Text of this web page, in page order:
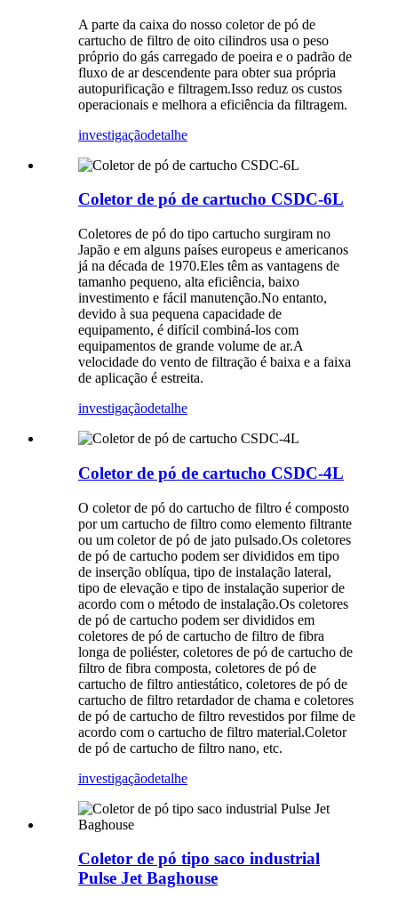
A parte da caixa do nosso coletor de pó de
cartucho de filtro de oito cilindros usa o peso
próprio do gás carregado de poeira e o padrão de
fluxo de ar descendente para obter sua própria
autopurificação e filtragem.Isso reduz os custos
operacionais e melhora a eficiência da filtragem.
investigaçãodetalhe
Coletor de pó de cartucho CSDC-6L
Coletores de pó do tipo cartucho surgiram no
Japão e em alguns países europeus e americanos
já na década de 1970.Eles têm as vantagens de
tamanho pequeno, alta eficiência, baixo
investimento e fácil manutenção.No entanto,
devido à sua pequena capacidade de
equipamento, é difícil combiná-los com
equipamentos de grande volume de ar.A
velocidade do vento de filtração é baixa e a faixa
de aplicação é estreita.
investigaçãodetalhe
Coletor de pó de cartucho CSDC-4L
O coletor de pó do cartucho de filtro é composto
por um cartucho de filtro como elemento filtrante
ou um coletor de pó de jato pulsado.Os coletores
de pó de cartucho podem ser divididos em tipo
de inserção oblíqua, tipo de instalação lateral,
tipo de elevação e tipo de instalação superior de
acordo com o método de instalação.Os coletores
de pó de cartucho podem ser divididos em
coletores de pó de cartucho de filtro de fibra
longa de poliéster, coletores de pó de cartucho de
filtro de fibra composta, coletores de pó de
cartucho de filtro antiestático, coletores de pó de
cartucho de filtro retardador de chama e coletores
de pó de cartucho de filtro revestidos por filme de
acordo com o cartucho de filtro material.Coletor
de pó de cartucho de filtro nano, etc.
investigaçãodetalhe
Coletor de pó tipo saco industrial
Pulse Jet Baghouse